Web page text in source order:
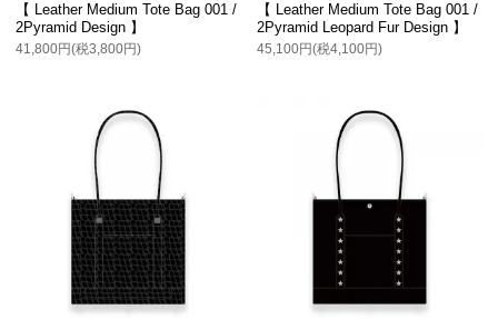
【 Leather Medium Tote Bag 001 /
2Pyramid Design 】
41,800円(税3,800円)
【 Leather Medium Tote Bag 001 /
2Pyramid Leopard Fur Design 】
45,100円(税4,100円)